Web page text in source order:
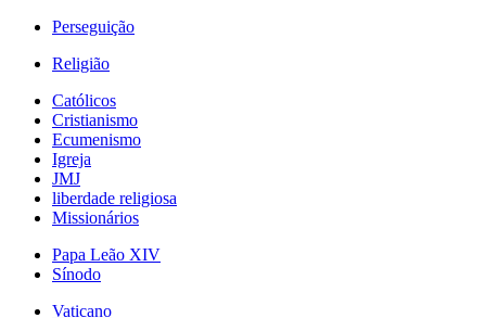
Perseguição
Religião
Católicos
Cristianismo
Ecumenismo
Igreja
JMJ
liberdade religiosa
Missionários
Papa Leão XIV
Sínodo
Vaticano